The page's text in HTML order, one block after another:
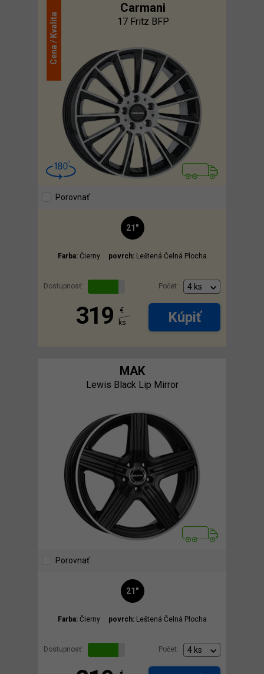
Carmani
17 Fritz BFP
Cena /
Kvalita
Porovnať
21"
Farba: Čierny povrch: Leštená Čelná Plocha
Dostupnosť: Počet:
319
€
ks
Kúpiť
MAK
Lewis Black Lip Mirror
Porovnať
21"
Farba: Čierny povrch: Leštená Čelná Plocha
Dostupnosť: Počet: